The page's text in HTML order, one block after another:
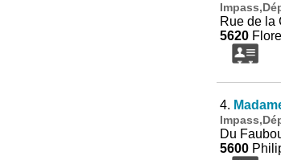
Rue de la
5620
4.
Du
5600